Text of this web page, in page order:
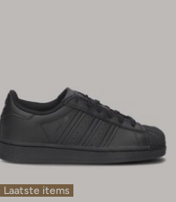
Laatste items